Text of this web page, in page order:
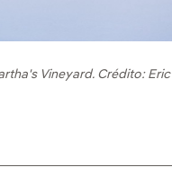
Vineyard. Crédito: Eric